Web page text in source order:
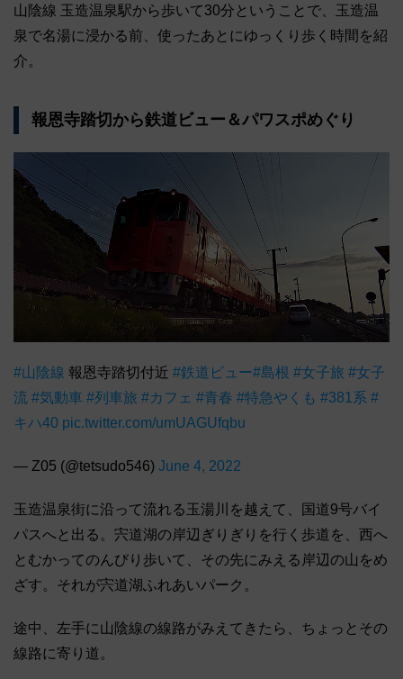
山陰線 玉造温泉駅から歩いて30分ということで、玉造温
泉で名湯に浸かる前、使ったあとにゆっくり歩く時間を紹
介。
報恩寺踏切から鉄道ビュー＆パワスポめぐり
#山陰線 報恩寺踏切付近 #鉄道ビュー#島根 #女子旅 #女子
流 #気動車 #列車旅 #カフェ #青春 #特急やくも #381系 #
キハ40 pic.twitter.com/umUAGUfqbu
— Z05 (@tetsudo546) June 4, 2022
玉造温泉街に沿って流れる玉湯川を越えて、国道9号バイ
パスへと出る。宍道湖の岸辺ぎりぎりを行く歩道を、西へ
とむかってのんびり歩いて、その先にみえる岸辺の山をめ
ざす。それが宍道湖ふれあいパーク。
途中、左手に山陰線の線路がみえてきたら、ちょっとその
線路に寄り道。